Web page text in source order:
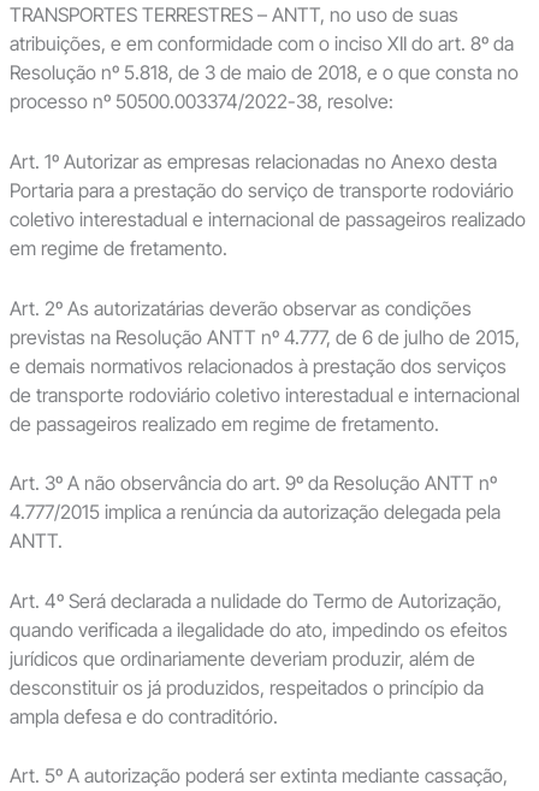
TRANSPORTES TERRESTRES – ANTT, no uso de suas
atribuições, e em conformidade com o inciso XII do art. 8º da
Resolução nº 5.818, de 3 de maio de 2018, e o que consta no
processo nº 50500.003374/2022-38, resolve:
Art. 1º Autorizar as empresas relacionadas no Anexo desta
Portaria para a prestação do serviço de transporte rodoviário
coletivo interestadual e internacional de passageiros realizado
em regime de fretamento.
Art. 2º As autorizatárias deverão observar as condições
previstas na Resolução ANTT nº 4.777, de 6 de julho de 2015,
e demais normativos relacionados à prestação dos serviços
de transporte rodoviário coletivo interestadual e internacional
de passageiros realizado em regime de fretamento.
Art. 3º A não observância do art. 9º da Resolução ANTT nº
4.777/2015 implica a renúncia da autorização delegada pela
ANTT.
Art. 4º Será declarada a nulidade do Termo de Autorização,
quando verificada a ilegalidade do ato, impedindo os efeitos
jurídicos que ordinariamente deveriam produzir, além de
desconstituir os já produzidos, respeitados o princípio da
ampla defesa e do contraditório.
Art. 5º A autorização poderá ser extinta mediante cassação,